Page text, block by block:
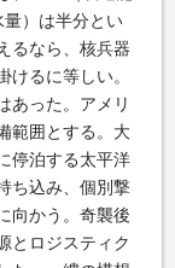
）は半分とい
るなら、核兵器
るに等しい。
あった。アメリ
範囲とする。大
停泊する太平洋
ち込み、個別撃
向かう。奇襲後
とロジスティク